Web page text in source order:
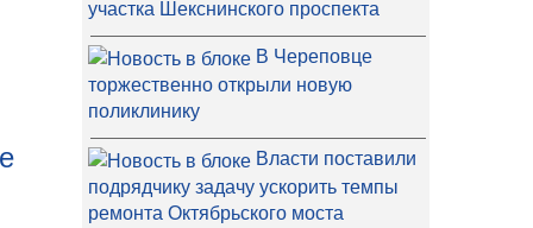
участка Шекснинского проспекта
В Череповце
торжественно открыли новую
поликлинику
Власти поставили
подрядчику задачу ускорить темпы
ремонта Октябрьского моста